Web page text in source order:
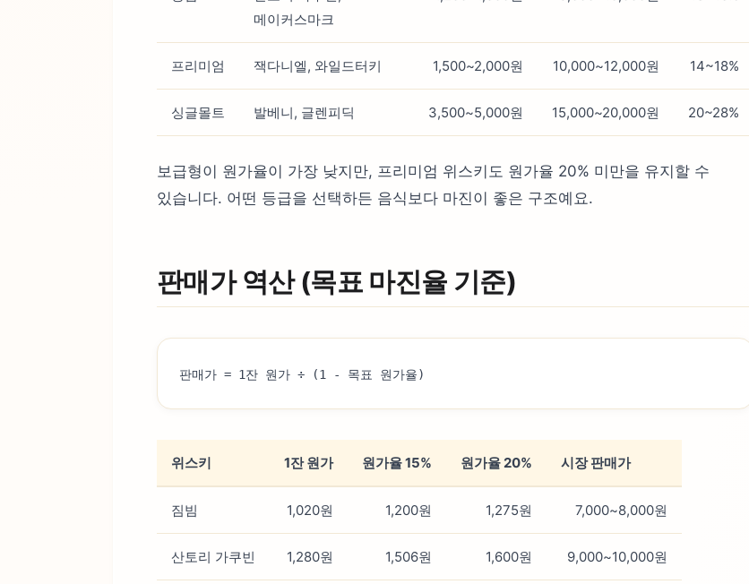
메이커스마크
프리미엄 잭다니엘, 와일드터키 1,500~2,000원 10,000~12,000원 14~18%
싱글몰트 발베니, 글렌피딕 3,500~5,000원 15,000~20,000원 20~28%
보급형이 원가율이 가장 낮지만, 프리미엄 위스키도 원가율 20% 미만을 유지할 수
있습니다. 어떤 등급을 선택하든 음식보다 마진이 좋은 구조예요.
판매가 역산 (목표 마진율 기준)
판매가 = 1잔 원가 ÷ (1 - 목표 원가율)
위스키 1잔 원가 원가율 15% 원가율 20% 시장 판매가
짐빔 1,020원 1,200원 1,275원 7,000~8,000원
산토리 가쿠빈 1,280원 1,506원 1,600원 9,000~10,000원